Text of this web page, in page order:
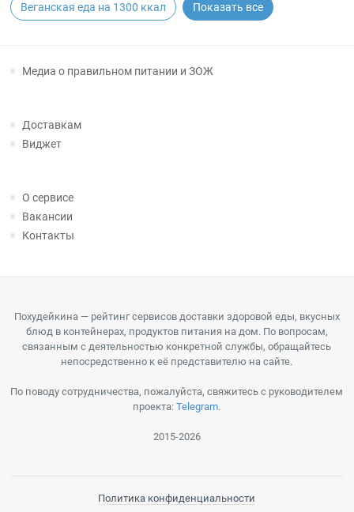
Веганская еда на 1300 ккал Показать все
Медиа о правильном питании и ЗОЖ
Доставкам
Виджет
О сервисе
Вакансии
Контакты
Похудейкина — рейтинг сервисов доставки здоровой еды, вкусных
блюд в контейнерах, продуктов питания на дом. По вопросам,
связанным с деятельностью конкретной службы, обращайтесь
непосредственно к её представителю на сайте.
По поводу сотрудничества, пожалуйста, свяжитесь с руководителем
проекта:Telegram.
2015-2026
Политика конфиденциальности